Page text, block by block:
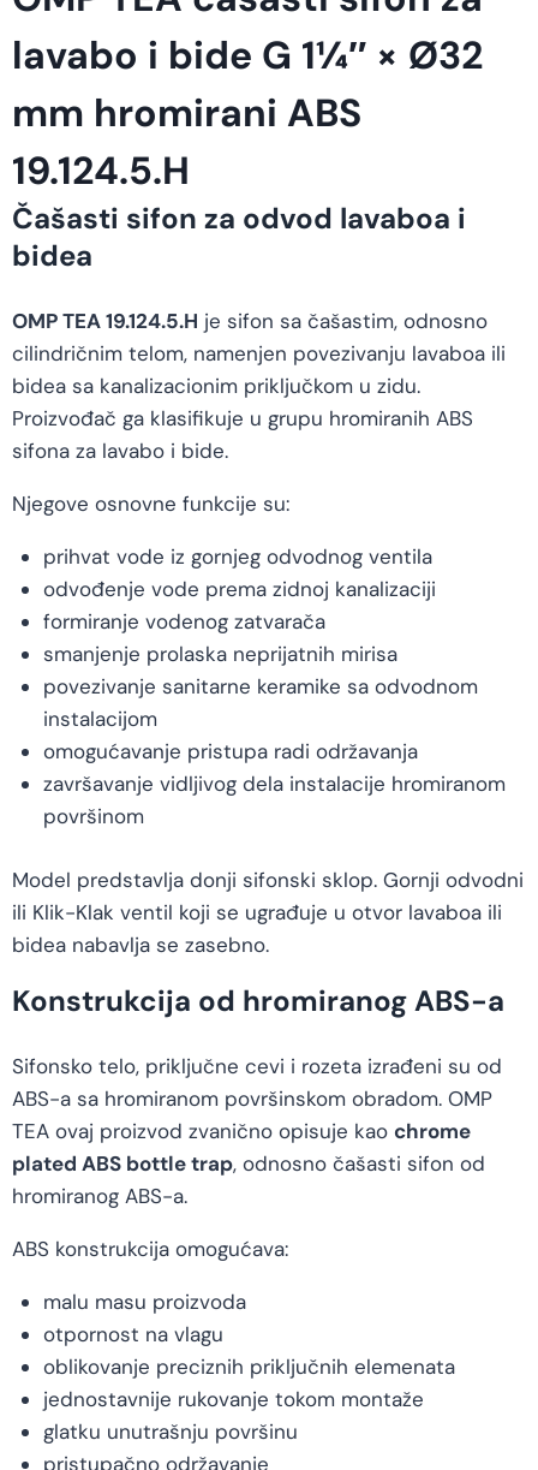
lavabo i bide G 1¼″ × Ø32
mm hromirani ABS
19.124.5.H
Čašasti sifon za odvod lavaboa i
bidea
OMP TEA 19.124.5.H je sifon sa čašastim, odnosno
cilindričnim telom, namenjen povezivanju lavaboa ili
bidea sa kanalizacionim priključkom u zidu.
Proizvođač ga klasifikuje u grupu hromiranih ABS
sifona za lavabo i bide.
Njegove osnovne funkcije su:
prihvat vode iz gornjeg odvodnog ventila
odvođenje vode prema zidnoj kanalizaciji
formiranje vodenog zatvarača
smanjenje prolaska neprijatnih mirisa
povezivanje sanitarne keramike sa odvodnom
instalacijom
omogućavanje pristupa radi održavanja
završavanje vidljivog dela instalacije hromiranom
površinom
Model predstavlja donji sifonski sklop. Gornji odvodni
ili Klik-Klak ventil koji se ugrađuje u otvor lavaboa ili
bidea nabavlja se zasebno.
Konstrukcija od hromiranog ABS-a
Sifonsko telo, priključne cevi i rozeta izrađeni su od
ABS-a sa hromiranom površinskom obradom. OMP
TEA ovaj proizvod zvanično opisuje kao chrome
plated ABS bottle trap, odnosno čašasti sifon od
hromiranog ABS-a.
ABS konstrukcija omogućava:
malu masu proizvoda
otpornost na vlagu
oblikovanje preciznih priključnih elemenata
jednostavnije rukovanje tokom montaže
glatku unutrašnju površinu
pristupačno održavanje